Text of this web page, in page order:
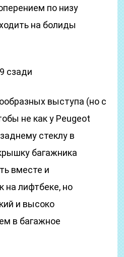
по низу
на болиды
сзади
выступа (но с
не как у Peugeot
стеклу в
багажника
вместе и
на лифтбеке, но
и высоко
в багажное